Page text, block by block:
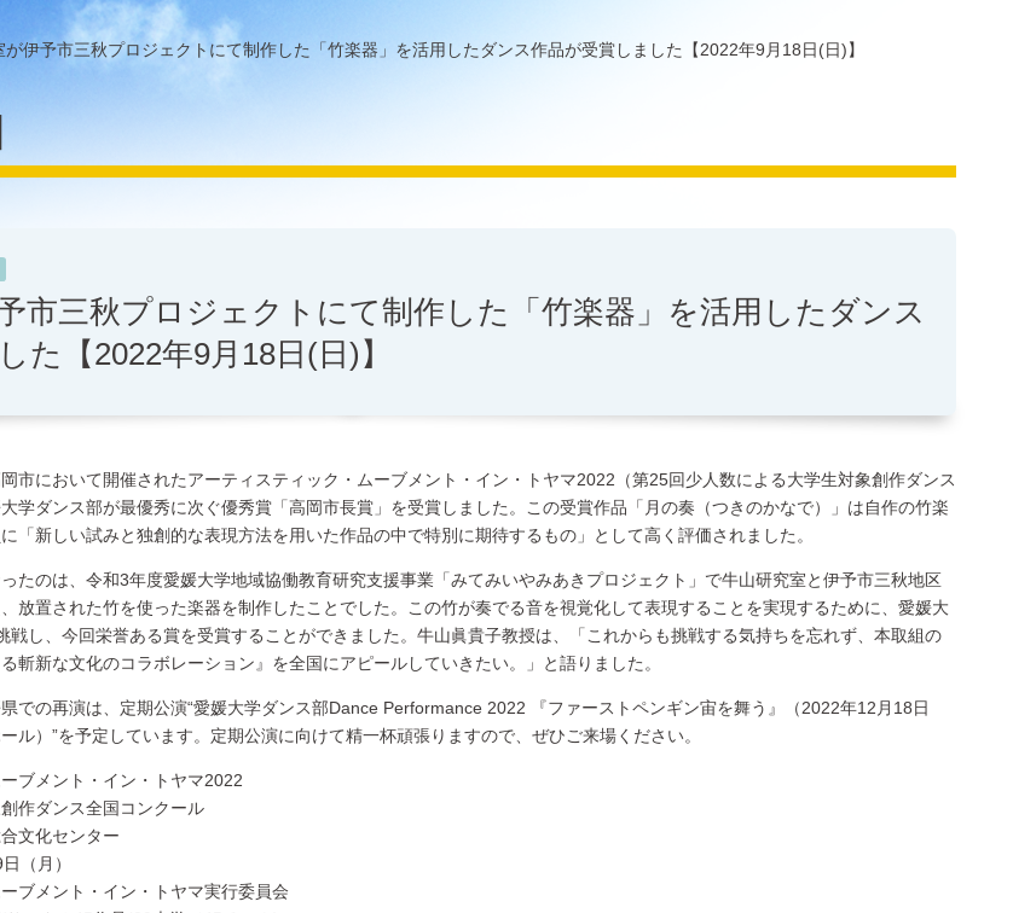
が伊予市三秋プロジェクトにて制作した「竹楽器」を活用したダンス作品が受賞しました【2022年9月18日(日)】
市三秋プロジェクトにて制作した「竹楽器」を活用したダンス
た【2022年9月18日(日)】
市において開催されたアーティスティック・ムーブメント・イン・トヤマ2022（第25回少人数による大学生対象創作ダンス
学ダンス部が最優秀に次ぐ優秀賞「高岡市長賞」を受賞しました。この受賞作品「月の奏（つきのかなで）」は自作の竹楽
「新しい試みと独創的な表現方法を用いた作品の中で特別に期待するもの」として高く評価されました。
たのは、令和3年度愛媛大学地域協働教育研究支援事業「みてみいやみあきプロジェクト」で牛山研究室と伊予市三秋地区
放置された竹を使った楽器を制作したことでした。この竹が奏でる音を視覚化して表現することを実現するために、愛媛大
戦し、今回栄誉ある賞を受賞することができました。牛山眞貴子教授は、「これからも挑戦する気持ちを忘れず、本取組の
斬新な文化のコラボレーション』を全国にアピールしていきたい。」と語りました。
での再演は、定期公演“愛媛大学ダンス部Dance Performance 2022 『ファーストペンギン宙を舞う』（2022年12月18日
ル）”を予定しています。定期公演に向けて精一杯頑張りますので、ぜひご来場ください。
ブメント・イン・トヤマ2022
作ダンス全国コンクール
文化センター
（月）
ブメント・イン・トヤマ実行委員会